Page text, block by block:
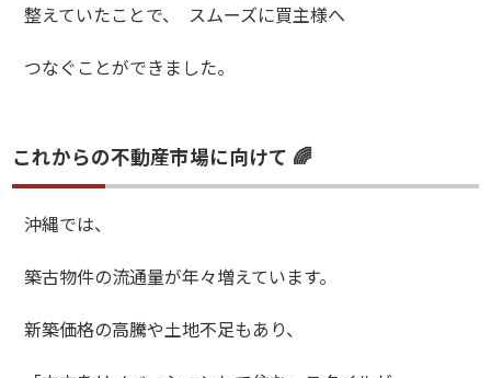
整えていたことで、 スムーズに買主様へ
つなぐことができました。
これからの不動産市場に向けて 🌈
沖縄では、
築古物件の流通量が年々増えています。
新築価格の高騰や土地不足もあり、